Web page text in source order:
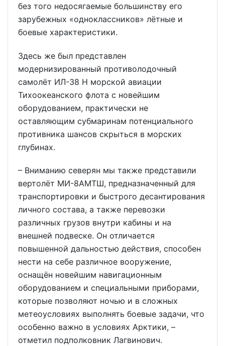
без того недосягаемые большинству его
зарубежных «одноклассников» лётные и
боевые характеристики.
Здесь же был представлен
модернизированный противолодочный
самолёт ИЛ-38 Н морской авиации
Тихоокеанского флота с новейшим
оборудованием, практически не
оставляющим субмаринам потенциального
противника шансов скрыться в морских
глубинах.
– Вниманию северян мы также представили
вертолёт МИ-8АМТШ, предназначенный для
транспортировки и быстрого десантирования
личного состава, а также перевозки
различных грузов внутри кабины и на
внешней подвеске. Он отличается
повышенной дальностью действия, способен
нести на себе различное вооружение,
оснащён новейшим навигационным
оборудованием и специальными приборами,
которые позволяют ночью и в сложных
метеоусловиях выполнять боевые задачи, что
особенно важно в условиях Арктики, –
отметил подполковник Лагвинович.